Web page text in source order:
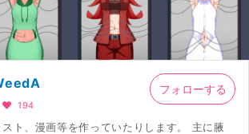
194
ト、漫画等を作っていたりします。 主に腋
フォローする